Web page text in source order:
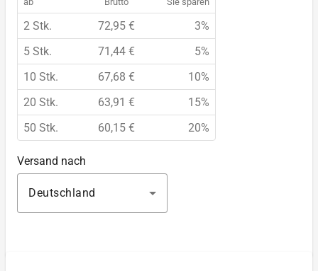
2 Stk. 72,95 €
3%
5 Stk.
71,44 €
5%
10 Stk.
67,68 €
10%
20 Stk.
63,91 €
15%
50 Stk.
60,15 € 20%
Versand nach
Deutschland